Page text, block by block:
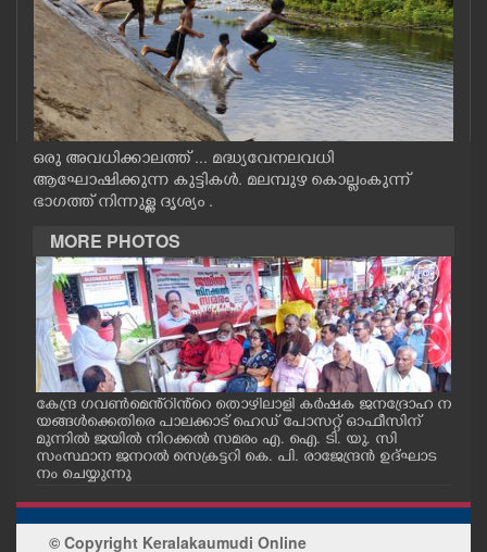
NEWS 360
CASE DIARY
OPINION
PHOTOS
LIFESTYLE
SPIRITUAL
INFO+
ART
ഒരു അവധിക്കാലത്ത് ... മദ്ധ്യവേനലവധി
ആഘോഷിക്കുന്ന കുട്ടികൾ. മലമ്പുഴ കൊല്ലംകുന്ന്
ഭാഗത്ത് നിന്നുള്ള ദൃശ്യം .
MORE PHOTOS
കേന്ദ്ര ഗവൺമെൻ്റിൻ്റെ തൊഴിലാളി കർഷക ജനദ്രോഹ ന
യങ്ങൾക്കെതിരെ പാലക്കാട് ഹെഡ് പോസറ്റ് ഓഫീസിന്
മുന്നിൽ ജയിൽ നിറക്കൽ സമരം എ. ഐ. ടി. യു. സി
സംസ്ഥാന ജനറൽ സെക്രട്ടറി കെ. പി. രാജേന്ദ്രൻ ഉദ്ഘാട
നം ചെയ്യുന്നു
© Copyright Keralakaumudi Online